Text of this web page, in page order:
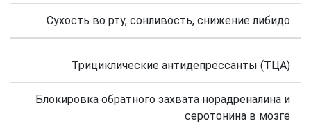
Сухость во рту, сонливость, снижение либидо
Трициклические антидепрессанты (ТЦА)
Блокировка обратного захвата норадреналина и
серотонина в мозге